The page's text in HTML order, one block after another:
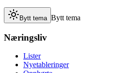
Bytt tema Bytt tema
Næringsliv
Lister
Nyetableringer